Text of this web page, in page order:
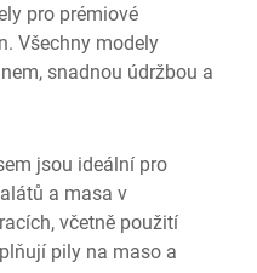
pro prémiové
Všechny modely
snadnou údržbou a
jsou ideální pro
a masa v
včetně použití
pily na maso a